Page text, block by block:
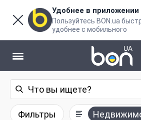
Удобнее в приложении
Пользуйтесь BON.ua
удобнее с мобильного
Фильтры